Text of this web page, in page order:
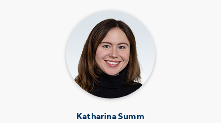
Katharina Summ